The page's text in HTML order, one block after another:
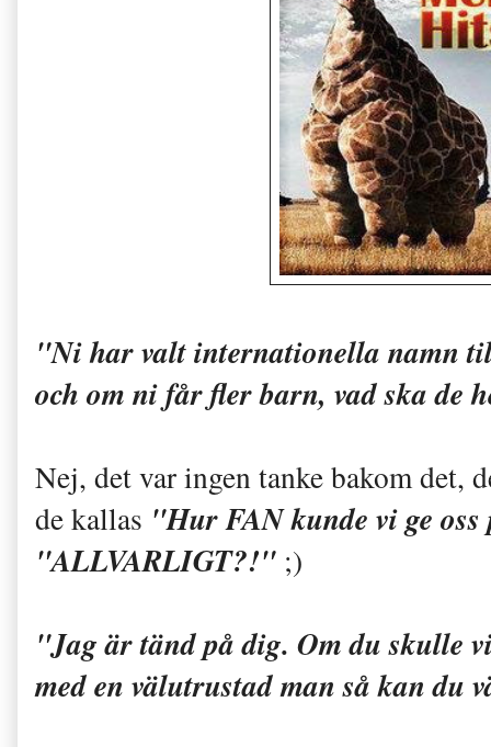
"Ni har valt internationella namn
och om ni får fler barn, vad ska de
Nej, det var ingen tanke bakom det,
de kallas "Hur FAN kunde vi ge
"ALLVARLIGT?!" ;)
"Jag är tänd på dig. Om du skulle
med en välutrustad man så kan du